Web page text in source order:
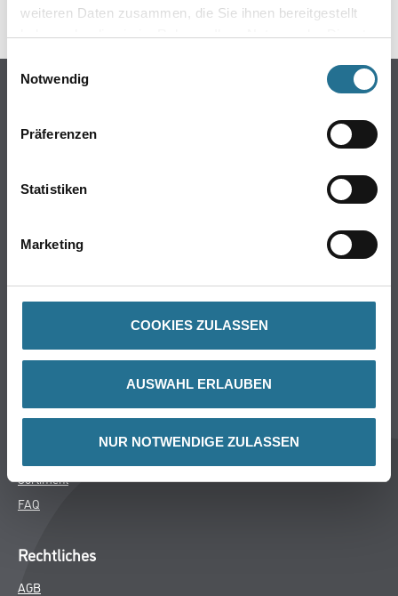
weiteren Daten zusammen, die Sie ihnen bereitgestellt
haben oder die sie im Rahmen Ihrer Nutzung der Dienste
Einwilligungsauswahl
Notwendig
Präferenzen
Statistiken
Marketing
COOKIES ZULASSEN
AUSWAHL ERLAUBEN
NUR NOTWENDIGE ZULASSEN
Online-Shop
Putze- und Spachtelmassen
Wand- & Deckenbeläge
Späth Knoll GmbH
Aktuelles
Sortiment
FAQ
Rechtliches
AGB